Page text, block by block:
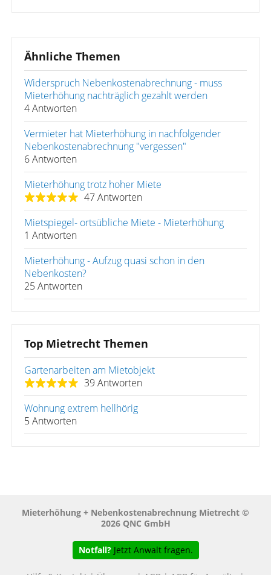
Ähnliche Themen
Widerspruch Nebenkostenabrechnung - muss
Mieterhöhung nachträglich gezahlt werden
4 Antworten
Vermieter hat Mieterhöhung in nachfolgender
Nebenkostenabrechnung "vergessen"
6 Antworten
Mieterhöhung trotz hoher Miete
47 Antworten
Mietspiegel- ortsübliche Miete - Mieterhöhung
1 Antworten
Mieterhöhung - Aufzug quasi schon in den
Nebenkosten?
25 Antworten
Top Mietrecht Themen
Gartenarbeiten am Mietobjekt
39 Antworten
Wohnung extrem hellhörig
5 Antworten
Mieterhöhung + Nebenkostenabrechnung Mietrecht ©
2026 QNC GmbH
Notfall? Jetzt Anwalt fragen.